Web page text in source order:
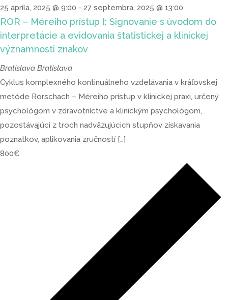
25 apríla, 2025 @ 9:00 - 27 septembra, 2025 @ 13:00
ROR – Méreiho prístup I: Signovanie s úvodom do
interpretácie a evidovania štatistickej a klinickej
významnosti znakov
Bratislava Bratislava
Cyklus komplexného kontinuálneho vzdelávania v kráľovskej
metóde Rorschach – Méreiho prístup v klinickej praxi, určený
psychológom v zdravotníctve a klinickým psychológom,
pozostávajúci z troch nadväzujúcich stupňov získavania
poznatkov, aplikovania zručností […]
800€